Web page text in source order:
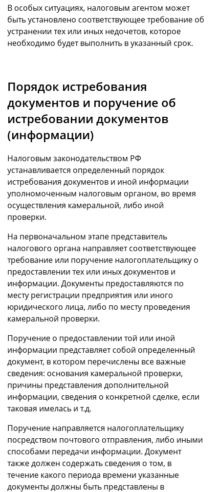
В особых ситуациях, налоговым агентом может
быть установлено соответствующее требование об
устранении тех или иных недочетов, которое
необходимо будет выполнить в указанный срок.
Порядок истребования
документов и поручение об
истребовании документов
(информации)
Налоговым законодательством РФ
устанавливается определенный порядок
истребования документов и иной информации
уполномоченным налоговым органом, во время
осуществления камеральной, либо иной
проверки.
На первоначальном этапе представитель
налогового органа направляет соответствующее
требование или поручение налогоплательщику о
предоставлении тех или иных документов и
информации. Документы предоставляются по
месту регистрации предприятия или иного
юридического лица, либо по месту проведения
камеральной проверки.
Поручение о предоставлении той или иной
информации представляет собой определенный
документ, в котором перечислены все важные
сведения: основания камеральной проверки,
причины представления дополнительной
информации, сведения о конкретной сделке, если
таковая имелась и т.д.
Поручение направляется налогоплательщику
посредством почтового отправления, либо иными
способами передачи информации. Документ
также должен содержать сведения о том, в
течение какого периода времени указанные
документы должны быть представлены в